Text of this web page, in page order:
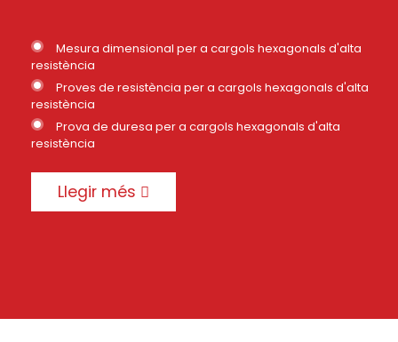
Mesura dimensional per a cargols hexagonals d'alta
resistència
Proves de resistència per a cargols hexagonals d'alta
resistència
Prova de duresa per a cargols hexagonals d'alta
resistència
Llegir més